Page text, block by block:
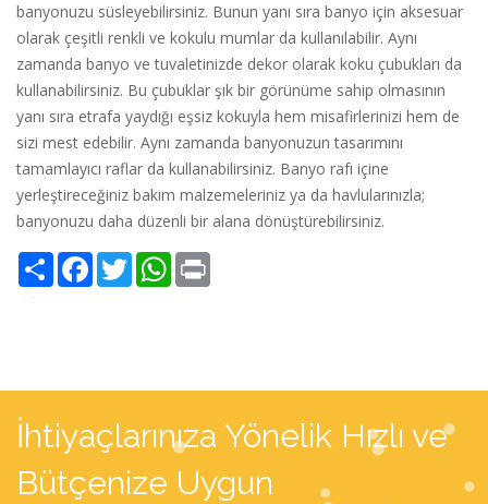
banyonuzu süsleyebilirsiniz. Bunun yanı sıra banyo için aksesuar
olarak çeşitli renkli ve kokulu mumlar da kullanılabilir. Aynı
zamanda banyo ve tuvaletinizde dekor olarak koku çubukları da
kullanabilirsiniz. Bu çubuklar şık bir görünüme sahip olmasının
yanı sıra etrafa yaydığı eşsiz kokuyla hem misafirlerinizi hem de
sizi mest edebilir. Aynı zamanda banyonuzun tasarımını
tamamlayıcı raflar da kullanabilirsiniz. Banyo rafı içine
yerleştireceğiniz bakım malzemeleriniz ya da havlularınızla;
banyonuzu daha düzenli bir alana dönüştürebilirsiniz.
Share Facebook
TwitterWhatsApp
İhtiyaçlarınıza Yönelik Hızlı ve
Bütçenize Uygun